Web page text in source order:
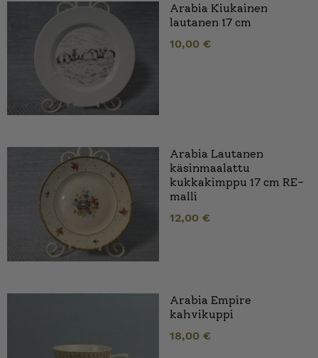
Arabia Kiukainen
lautanen 17 cm
10,00 €
Arabia Lautanen
käsinmaalattu
kukkakimppu 17 cm RE-
malli
12,00 €
Arabia Empire
kahvikuppi
18,00 €